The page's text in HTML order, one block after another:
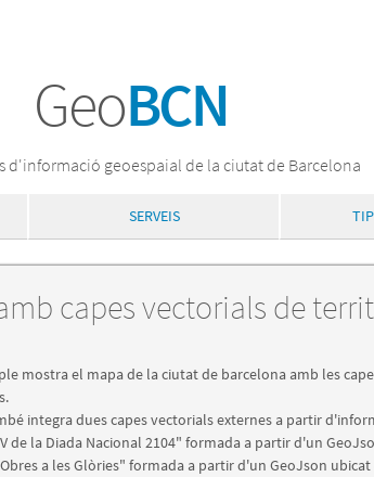
GeoBCN
d'informació geoespaial de la ciutat de Barcelona
SERVEIS
capes vectorials de
mostra el mapa de la ciutat de barcelona amb les
integra dues capes vectorials externes a partir
de la Diada Nacional 2104" formada a partir d'un
a les Glòries" formada a partir d'un GeoJson